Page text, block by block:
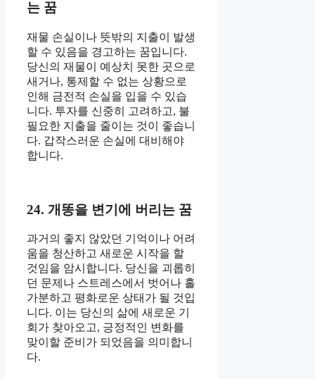
는 꿈
재물 손실이나 뜻밖의 지출이 발생
할 수 있음을 경고하는 꿈입니다.
당신의 재물이 예상치 못한 곳으로
새거나, 통제할 수 없는 상황으로
인해 금전적 손실을 입을 수 있습
니다. 투자를 신중히 고려하고, 불
필요한 지출을 줄이는 것이 좋습니
다. 갑작스러운 손실에 대비해야
합니다.
24. 개똥을 변기에 버리는 꿈
과거의 좋지 않았던 기억이나 어려
움을 청산하고 새로운 시작을 할
것임을 암시합니다. 당신을 괴롭히
던 문제나 스트레스에서 벗어나 홀
가분하고 평화로운 상태가 될 것입
니다. 이는 당신의 삶에 새로운 기
회가 찾아오고, 긍정적인 변화를
맞이할 준비가 되었음을 의미합니
다.